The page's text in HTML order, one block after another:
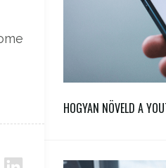
HOGYAN NÖVELD A